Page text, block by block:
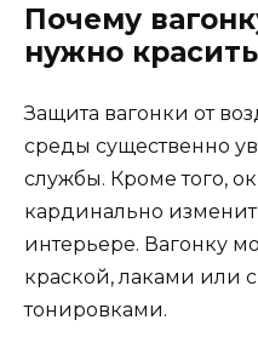
Почему
нужно красить
Защита вагонки от
среды существенно
службы. Кроме того,
кардинально
интерьере. Вагонку
краской, лаками или
тонировками.